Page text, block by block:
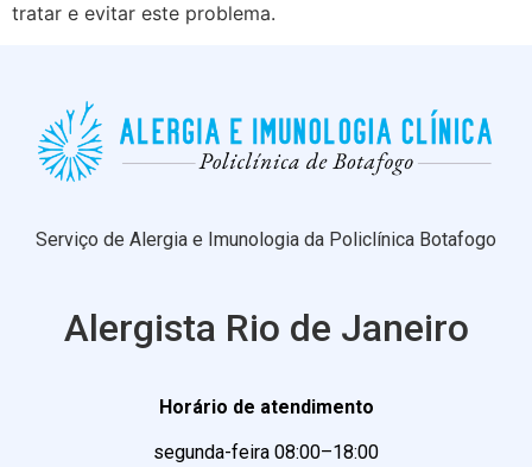
tratar e evitar este problema.
Serviço de Alergia e Imunologia da Policlínica Botafogo
Alergista Rio de Janeiro
Horário de atendimento
segunda-feira 08:00–18:00